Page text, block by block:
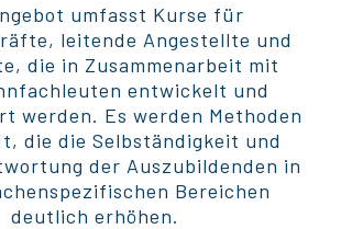
umfasst Kurse für
leitende Angestellte und
die in Zusammenarbeit mit
entwickelt und
werden. Es werden Methoden
die die Selbständigkeit und
der Auszubildenden in
Bereichen
deutlich erhöhen.